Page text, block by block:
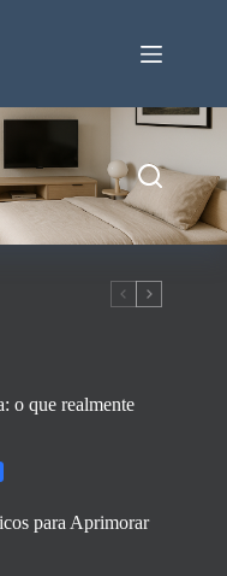
o que realmente
para Aprimorar